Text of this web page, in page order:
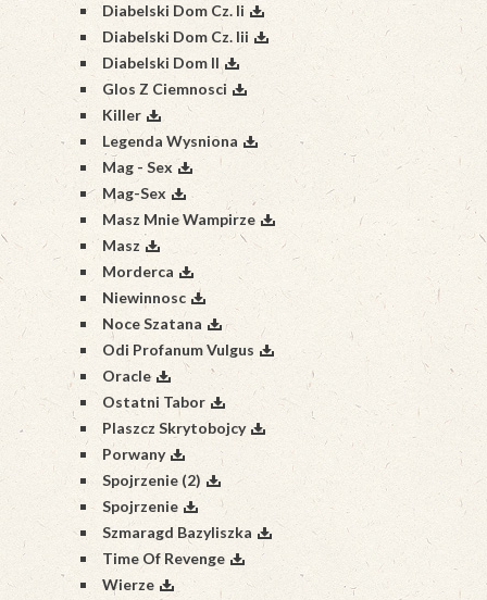
Diabelski Dom Cz. Ii
Diabelski Dom Cz. Iii
Diabelski Dom II
Glos Z Ciemnosci
Killer
Legenda Wysniona
Mag - Sex
Mag-Sex
Masz Mnie Wampirze
Masz
Morderca
Niewinnosc
Noce Szatana
Odi Profanum Vulgus
Oracle
Ostatni Tabor
Plaszcz Skrytobojcy
Porwany
Spojrzenie (2)
Spojrzenie
Szmaragd Bazyliszka
Time Of Revenge
Wierze